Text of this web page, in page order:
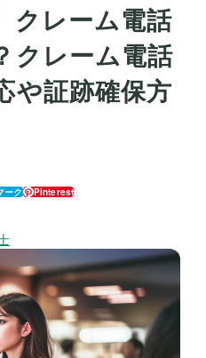
クレーム電話
クレーム電話
や証跡確保方
ーク Pinterest